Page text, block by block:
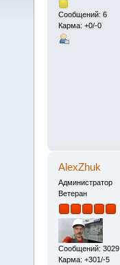
Сообщений: 6
Карма: +0/-0
AlexZhuk
Администратор
Ветеран
Сообщений: 3029
Карма: +301/-5